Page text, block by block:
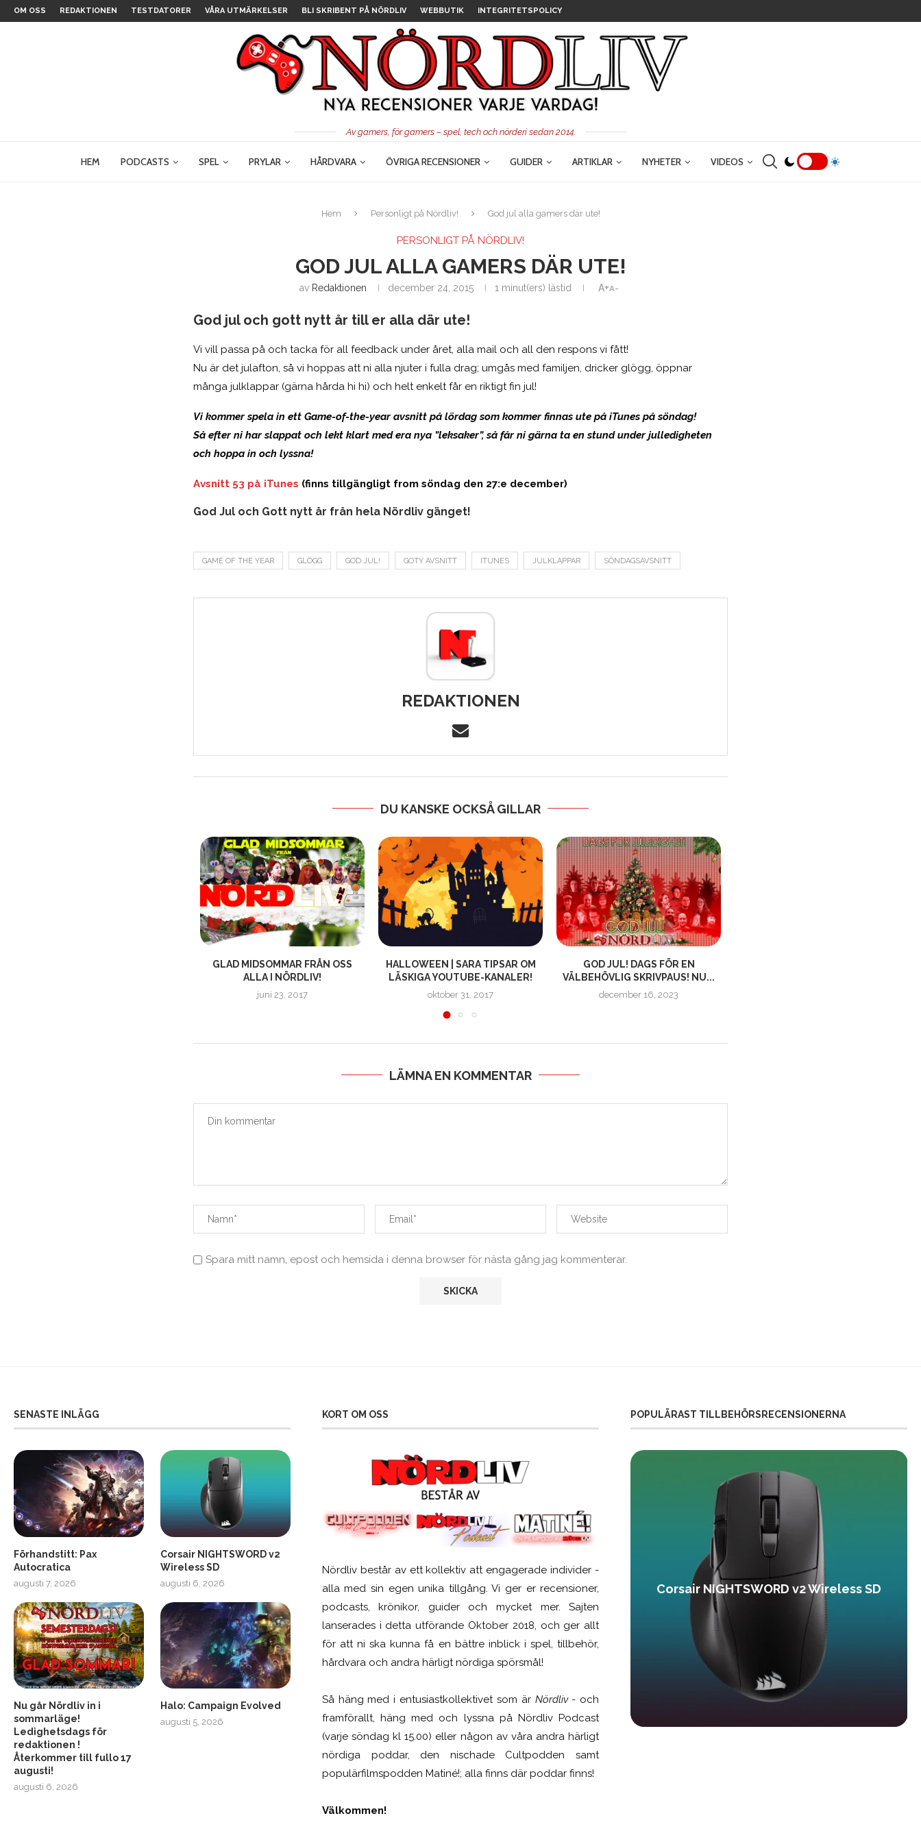
OM OSS REDAKTIONEN TESTDATORER VÅRA UTMÄRKELSER BLI SKRIBENT PÅ NÖRDLIV WEBBUTIK INTEGRITETSPOLICY
Av gamers, för gamers – spel, tech och nörderi sedan 2014.
HEM PODCASTS SPEL PRYLAR HÅRDVARA ÖVRIGA RECENSIONER GUIDER ARTIKLAR NYHETER VIDEOS
Hem Personligt på Nördliv! God jul alla gamers där ute!
PERSONLIGT PÅ NÖRDLIV!
GOD JUL ALLA GAMERS DÄR UTE!
av Redaktionen december 24, 2015 1 minut(ers) lästid A+A-
God jul och gott nytt år till er alla där ute!
Vi vill passa på och tacka för all feedback under året, alla mail och all den respons vi fått!
Nu är det julafton, så vi hoppas att ni alla njuter i fulla drag; umgås med familjen, dricker glögg, öppnar
många julklappar (gärna hårda hi hi) och helt enkelt får en riktigt fin jul!
Vi kommer spela in ett Game-of-the-year avsnitt på lördag som kommer finnas ute på iTunes på söndag!
Så efter ni har slappat och lekt klart med era nya ”leksaker”, så får ni gärna ta en stund under julledigheten
och hoppa in och lyssna!
Avsnitt 53 på iTunes (finns tillgängligt from söndag den 27:e december)
God Jul och Gott nytt år från hela Nördliv gänget!
GAME OF THE YEAR GLÖGG GOD JUL! GOTY AVSNITT ITUNES JULKLAPPAR SÖNDAGSAVSNITT
REDAKTIONEN
DU KANSKE OCKSÅ GILLAR
GLAD MIDSOMMAR FRÅN OSS
ALLA I NÖRDLIV!
juni 23, 2017
HALLOWEEN | SARA TIPSAR OM
LÄSKIGA YOUTUBE-KANALER!
oktober 31, 2017
GOD JUL! DAGS FÖR EN
VÄLBEHÖVLIG SKRIVPAUS! NU...
december 16, 2023
LÄMNA EN KOMMENTAR
Spara mitt namn, epost och hemsida i denna browser för nästa gång jag kommenterar.
SENASTE INLÄGG
Förhandstitt: Pax
Autocratica
augusti 7, 2026
Corsair NIGHTSWORD v2
Wireless SD
augusti 6, 2026
Nu går Nördliv in i
sommarläge!
Ledighetsdags för
redaktionen !
Återkommer till fullo 17
augusti!
augusti 6, 2026
Halo: Campaign Evolved
augusti 5, 2026
KORT OM OSS
Nördliv består av ett kollektiv att engagerade individer -
alla med sin egen unika tillgång. Vi ger er recensioner,
podcasts, krönikor, guider och mycket mer. Sajten
lanserades i detta utförande Oktober 2018, och ger allt
för att ni ska kunna få en bättre inblick i spel, tillbehör,
hårdvara och andra härligt nördiga spörsmål!
Så häng med i entusiastkollektivet som är Nördliv- och
framförallt, häng med och lyssna på Nördliv Podcast
(varje söndag kl 15.00) eller någon av våra andra härligt
nördiga poddar, den nischade Cultpodden samt
populärfilmspodden Matiné!; alla finns där poddar finns!
Välkommen!
POPULÄRAST TILLBEHÖRSRECENSIONERNA
Soundcore Liberty 5 Pro SCUF Gaming Omega Corsair NIGHTSWORD v2 Wireless SD